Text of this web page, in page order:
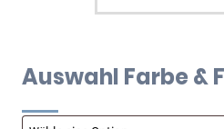
Auswahl Farbe &